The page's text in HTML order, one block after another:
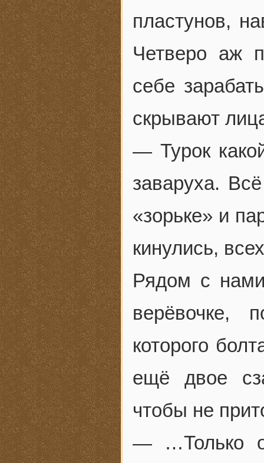
пластунов,
Четверо аж
себе
скрывают
— Турок
заваруха.
«зорьке» и
кинулись,
Рядом с
верёвочке,
которого
ещё двое
чтобы не
— …Только